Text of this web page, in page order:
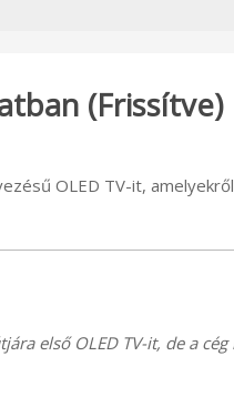
(Frissítve)
OLED TV-it,
első OLED TV-it, de a